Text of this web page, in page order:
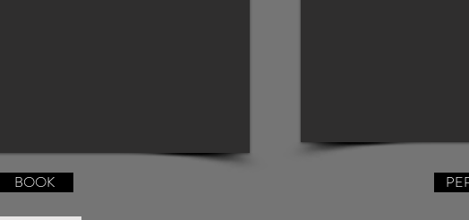
BOOK